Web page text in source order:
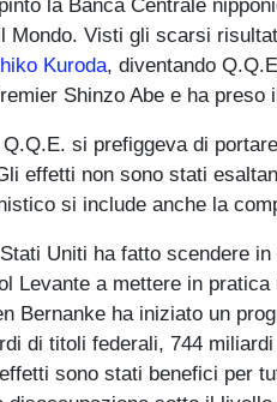
la Banca Centrale
Mondo. Visti gli scarsi
Kuroda, diventando
Shinzo Abe e ha preso
si prefiggeva di
effetti non sono stati
si include anche la
Uniti ha fatto scendere
Levante a mettere in
Bernanke ha iniziato un
di titoli federali, 744
sono stati benefici per